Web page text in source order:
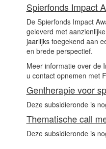
Spierfonds Impact
De Spierfonds Impact
geleverd met
jaarlijks toegekend aan
en brede perspectief.
Meer informatie over de
u contact opnemen met
Gentherapie voor
Deze subsidieronde is
Thematische call
Deze subsidieronde is